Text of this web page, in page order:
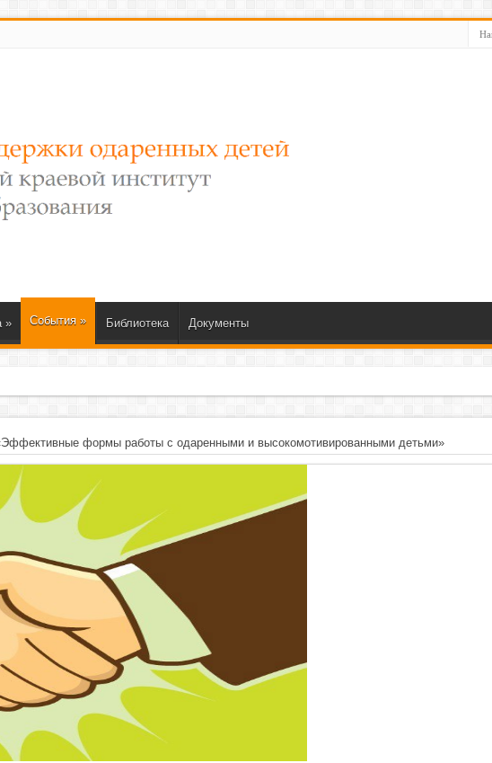
» События » Библиотека Документы
формы работы с одаренными и высокомотивированными детьми»